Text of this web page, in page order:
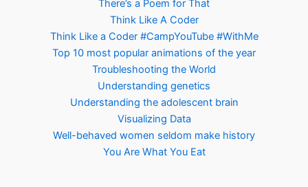
There’s a Poem for That
Think Like A Coder
Think Like a Coder #CampYouTube #WithMe
Top 10 most popular animations of the year
Troubleshooting the World
Understanding genetics
Understanding the adolescent brain
Visualizing Data
Well-behaved women seldom make history
You Are What You Eat